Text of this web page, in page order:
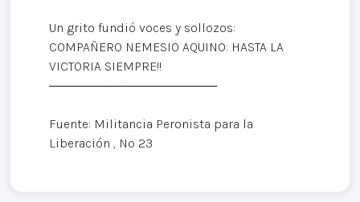
Un grito fundió voces y sollozos:
COMPAÑERO NEMESIO AQUINO: HASTA LA
VICTORIA SIEMPRE!!
───────────────────
Fuente: Militancia Peronista para la
Liberación , Nº 23